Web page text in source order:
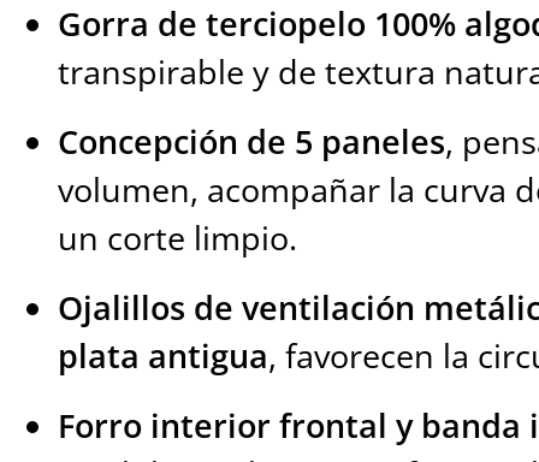
Gorra de terciopelo 100%
transpirable y de textura
Concepción de 5 paneles,
volumen, acompañar la curva
un corte limpio.
Ojalillos de ventilación
plata antigua, favorecen la
Forro interior frontal y banda